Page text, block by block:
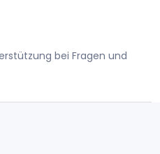
bei Fragen und